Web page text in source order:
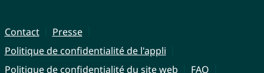
Contact
Presse
Politique de confidentialité de l'appli
Politique de confidentialité du site web
FAQ